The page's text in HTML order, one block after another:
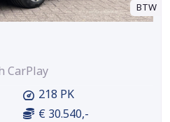
BTW
CarPlay
218 PK
€ 30.540,-